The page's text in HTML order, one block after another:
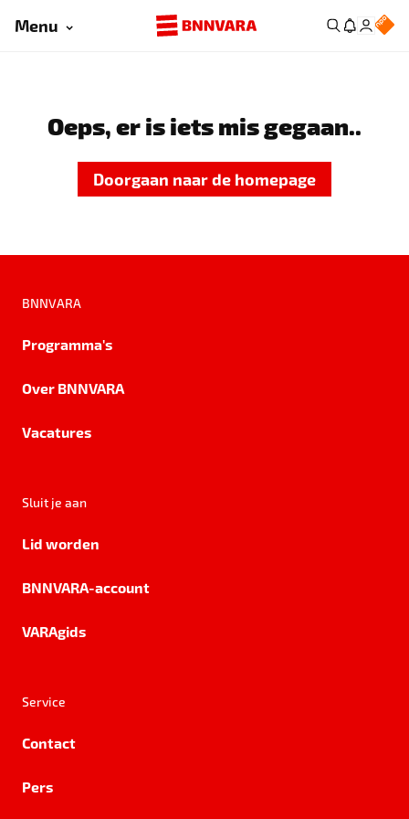
Menu
Oeps, er is iets mis gegaan..
Doorgaan naar de homepage
BNNVARA
Programma's
Over BNNVARA
Vacatures
Sluit je aan
Lid worden
BNNVARA-account
VARAgids
Service
Contact
Pers